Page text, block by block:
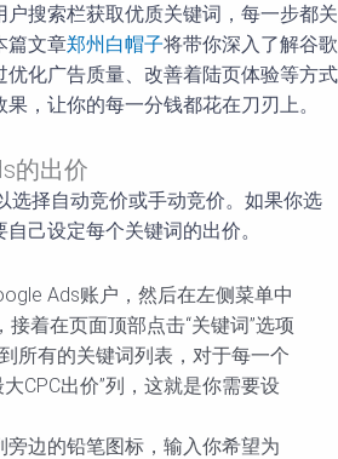
搜索栏获取优质关键词，每一步都关
篇文章郑州白帽子将带你深入了解谷歌
化广告质量、改善着陆页体验等方式
，让你的每一分钱都花在刀刃上。
的出价
选择自动竞价或手动竞价。如果你选
己设定每个关键词的出价。
Ads账户，然后在左侧菜单中
接着在页面顶部点击“关键词”选项
所有的关键词列表，对于每一个
CPC出价”列，这就是你需要设
旁边的铅笔图标，输入你希望为